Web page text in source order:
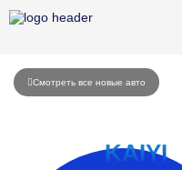
Смотреть все новые авто